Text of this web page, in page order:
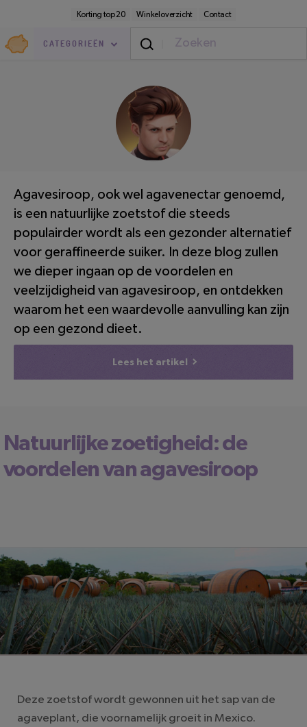
inhoud
Korting top 20 Winkeloverzicht Contact
Goedkoop.nl
CATEGORIEËN
Eten & Drinken Koken
Agavesiroop, ook wel agavenectar genoemd,
is een natuurlijke zoetstof die steeds
populairder wordt als een gezonder alternatief
voor geraffineerde suiker. In deze blog zullen
we dieper ingaan op de voordelen en
veelzijdigheid van agavesiroop, en ontdekken
waarom het een waardevolle aanvulling kan zijn
op een gezond dieet.
Lees het artikel
Natuurlijke zoetigheid: de
voordelen van agavesiroop
LEESTIJD: 2 MINUTEN
Deze zoetstof wordt gewonnen uit het sap van de
agaveplant, die voornamelijk groeit in Mexico.